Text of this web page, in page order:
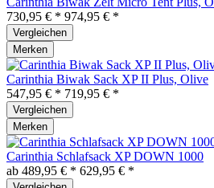
730,95 € * 974,95 € *
Vergleichen
Merken
Carinthia Biwak Sack XP II Plus, Olive
547,95 € * 719,95 € *
Vergleichen
Merken
Carinthia Schlafsack XP DOWN 1000
ab 489,95 € * 629,95 € *